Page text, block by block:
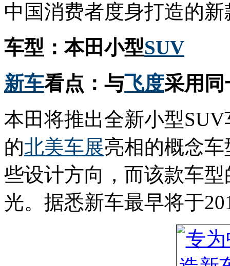
中国消费者度身打造的
车型：本田小型SUV
新车看点：与飞度采用同
本田将推出全新小型
的北美车展亮相的概念
些设计方向，而该款车
光。据悉新车最早将于